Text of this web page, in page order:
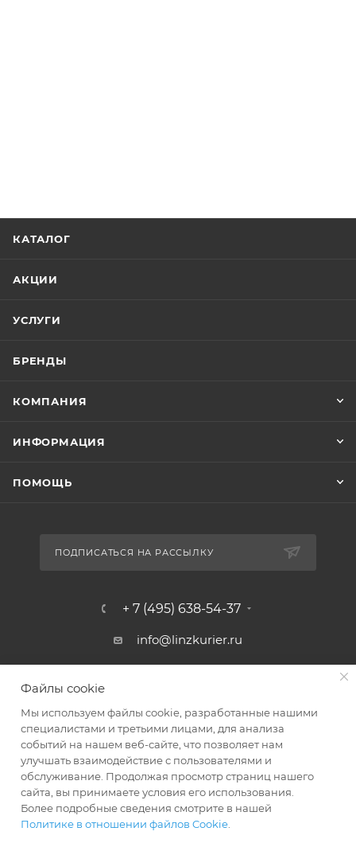
КАТАЛОГ
АКЦИИ
УСЛУГИ
БРЕНДЫ
КОМПАНИЯ
ИНФОРМАЦИЯ
ПОМОЩЬ
ПОДПИСАТЬСЯ НА РАССЫЛКУ
+ 7 (495) 638-54-37
info@linzkurier.ru
Файлы cookie
Мы используем файлы cookie, разработанные нашими
специалистами и третьими лицами, для анализа
событий на нашем веб-сайте, что позволяет нам
улучшать взаимодействие с пользователями и
обслуживание. Продолжая просмотр страниц нашего
сайта, вы принимаете условия его использования.
Более подробные сведения смотрите в нашей
Политике в отношении файлов Cookie